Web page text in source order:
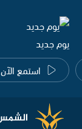
يوم جديد
استمع الآن